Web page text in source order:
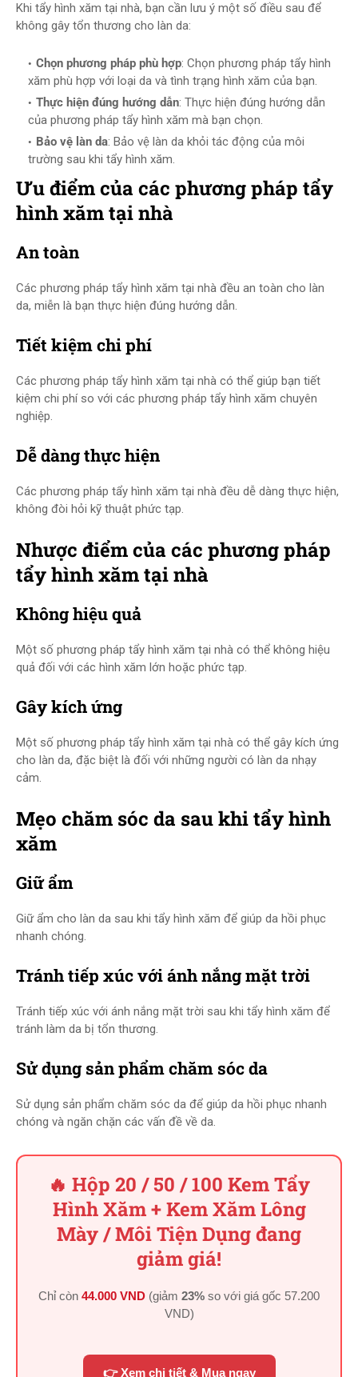
Khi tẩy hình xăm tại nhà, bạn cần lưu ý một số điều sau để
không gây tổn thương cho làn da:
Chọn phương pháp phù hợp: Chọn phương pháp tẩy hình
xăm phù hợp với loại da và tình trạng hình xăm của bạn.
Thực hiện đúng hướng dẫn: Thực hiện đúng hướng dẫn
của phương pháp tẩy hình xăm mà bạn chọn.
Bảo vệ làn da: Bảo vệ làn da khỏi tác động của môi
trường sau khi tẩy hình xăm.
Ưu điểm của các phương pháp tẩy
hình xăm tại nhà
An toàn
Các phương pháp tẩy hình xăm tại nhà đều an toàn cho làn
da, miễn là bạn thực hiện đúng hướng dẫn.
Tiết kiệm chi phí
Các phương pháp tẩy hình xăm tại nhà có thể giúp bạn tiết
kiệm chi phí so với các phương pháp tẩy hình xăm chuyên
nghiệp.
Dễ dàng thực hiện
Các phương pháp tẩy hình xăm tại nhà đều dễ dàng thực hiện,
không đòi hỏi kỹ thuật phức tạp.
Nhược điểm của các phương pháp
tẩy hình xăm tại nhà
Không hiệu quả
Một số phương pháp tẩy hình xăm tại nhà có thể không hiệu
quả đối với các hình xăm lớn hoặc phức tạp.
Gây kích ứng
Một số phương pháp tẩy hình xăm tại nhà có thể gây kích ứng
cho làn da, đặc biệt là đối với những người có làn da nhạy
cảm.
Mẹo chăm sóc da sau khi tẩy hình
xăm
Giữ ẩm
Giữ ẩm cho làn da sau khi tẩy hình xăm để giúp da hồi phục
nhanh chóng.
Tránh tiếp xúc với ánh nắng mặt trời
Tránh tiếp xúc với ánh nắng mặt trời sau khi tẩy hình xăm để
tránh làm da bị tổn thương.
Sử dụng sản phẩm chăm sóc da
Sử dụng sản phẩm chăm sóc da để giúp da hồi phục nhanh
chóng và ngăn chặn các vấn đề về da.
🔥 Hộp 20 / 50 / 100 Kem Tẩy
Hình Xăm + Kem Xăm Lông
Mày / Môi Tiện Dụng đang
giảm giá!
Chỉ còn 44.000 VND (giảm 23% so với giá gốc 57.200
VND)
👉 Xem chi tiết & Mua ngay